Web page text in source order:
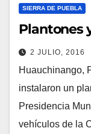
SIERRA DE PUEBLA
Plantones
2 JULIO, 2016
Huauchinango,
instalaron un
Presidencia
vehículos de la